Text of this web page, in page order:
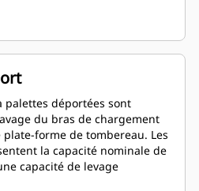
palettes déportées sont
du bras de chargement
forme de tombereau. Les
la capacité nominale de
capacité de levage